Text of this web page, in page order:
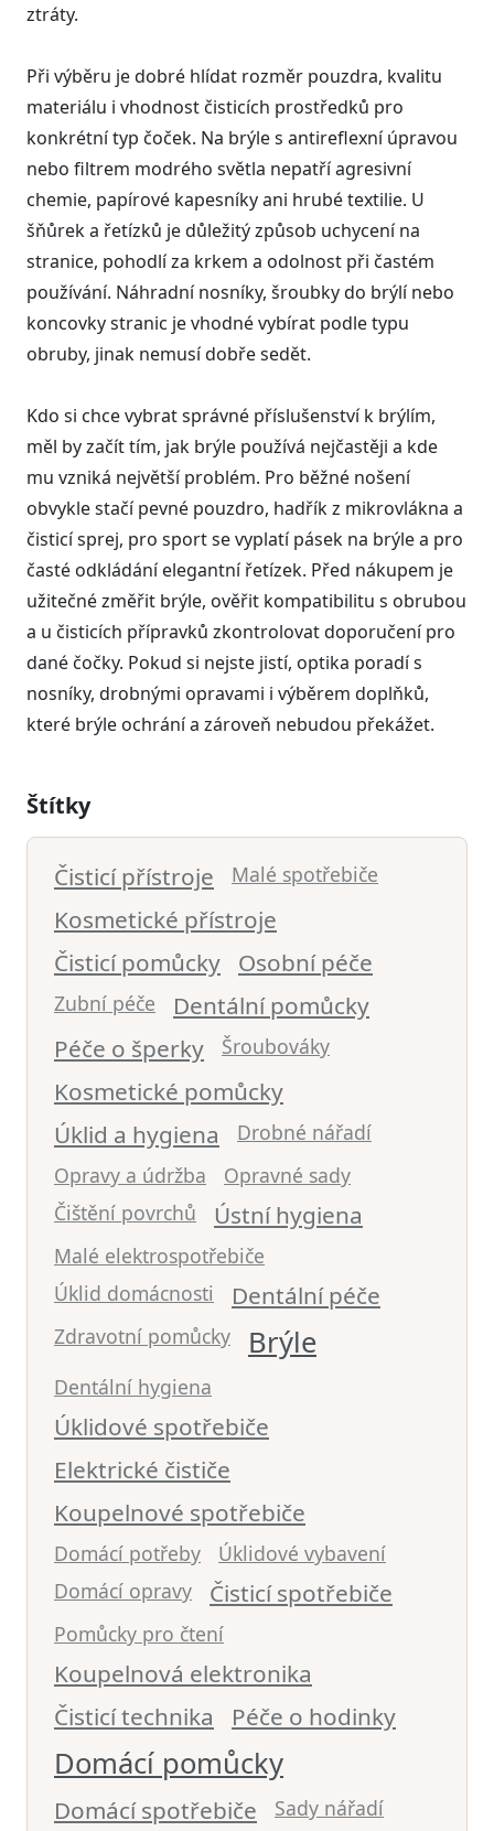
ztráty.
Při výběru je dobré hlídat rozměr pouzdra, kvalitu
materiálu i vhodnost čisticích prostředků pro
konkrétní typ čoček. Na brýle s antireflexní úpravou
nebo filtrem modrého světla nepatří agresivní
chemie, papírové kapesníky ani hrubé textilie. U
šňůrek a řetízků je důležitý způsob uchycení na
stranice, pohodlí za krkem a odolnost při častém
používání. Náhradní nosníky, šroubky do brýlí nebo
koncovky stranic je vhodné vybírat podle typu
obruby, jinak nemusí dobře sedět.
Kdo si chce vybrat správné příslušenství k brýlím,
měl by začít tím, jak brýle používá nejčastěji a kde
mu vzniká největší problém. Pro běžné nošení
obvykle stačí pevné pouzdro, hadřík z mikrovlákna a
čisticí sprej, pro sport se vyplatí pásek na brýle a pro
časté odkládání elegantní řetízek. Před nákupem je
užitečné změřit brýle, ověřit kompatibilitu s obrubou
a u čisticích přípravků zkontrolovat doporučení pro
dané čočky. Pokud si nejste jistí, optika poradí s
nosníky, drobnými opravami i výběrem doplňků,
které brýle ochrání a zároveň nebudou překážet.
Štítky
Čisticí přístroje Malé spotřebiče
Kosmetické přístroje
Čisticí pomůcky
Osobní péče
Zubní péče
Dentální pomůcky
Péče o šperky
Šroubováky
Kosmetické pomůcky
Úklid a hygiena
Drobné nářadí
Opravy a údržba
Opravné sady
Čištění povrchů
Ústní hygiena
Malé elektrospotřebiče
Úklid domácnosti
Dentální péče
Zdravotní pomůcky Brýle
Dentální hygiena
Úklidové spotřebiče
Elektrické čističe
Koupelnové spotřebiče
Domácí potřeby
Úklidové vybavení
Domácí opravy
Čisticí spotřebiče
Pomůcky pro čtení
Koupelnová elektronika
Čisticí technika
Péče o hodinky
Domácí pomůcky
Domácí spotřebiče Sady nářadí